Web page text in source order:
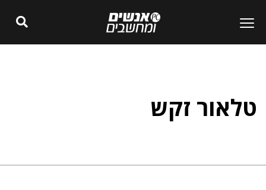
טלאור זקש